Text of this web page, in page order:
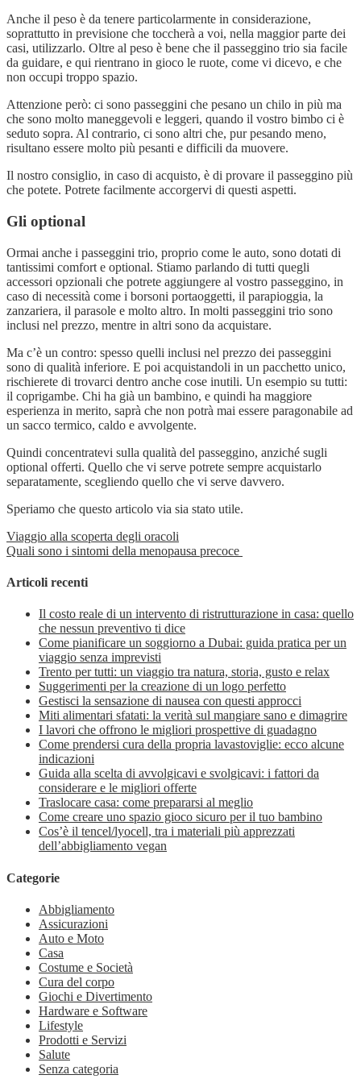
Anche il peso è da tenere particolarmente in considerazione,
soprattutto in previsione che toccherà a voi, nella maggior parte dei
casi, utilizzarlo. Oltre al peso è bene che il passeggino trio sia facile
da guidare, e qui rientrano in gioco le ruote, come vi dicevo, e che
non occupi troppo spazio.
Attenzione però: ci sono passeggini che pesano un chilo in più ma
che sono molto maneggevoli e leggeri, quando il vostro bimbo ci è
seduto sopra. Al contrario, ci sono altri che, pur pesando meno,
risultano essere molto più pesanti e difficili da muovere.
Il nostro consiglio, in caso di acquisto, è di provare il passeggino più
che potete. Potrete facilmente accorgervi di questi aspetti.
Gli optional
Ormai anche i passeggini trio, proprio come le auto, sono dotati di
tantissimi comfort e optional. Stiamo parlando di tutti quegli
accessori opzionali che potrete aggiungere al vostro passeggino, in
caso di necessità come i borsoni portaoggetti, il parapioggia, la
zanzariera, il parasole e molto altro. In molti passeggini trio sono
inclusi nel prezzo, mentre in altri sono da acquistare.
Ma c’è un contro: spesso quelli inclusi nel prezzo dei passeggini
sono di qualità inferiore. E poi acquistandoli in un pacchetto unico,
rischierete di trovarci dentro anche cose inutili. Un esempio su tutti:
il coprigambe. Chi ha già un bambino, e quindi ha maggiore
esperienza in merito, saprà che non potrà mai essere paragonabile ad
un sacco termico, caldo e avvolgente.
Quindi concentratevi sulla qualità del passeggino, anziché sugli
optional offerti. Quello che vi serve potrete sempre acquistarlo
separatamente, scegliendo quello che vi serve davvero.
Speriamo che questo articolo via sia stato utile.
Viaggio alla scoperta degli oracoli
Quali sono i sintomi della menopausa precoce
Articoli recenti
Il costo reale di un intervento di ristrutturazione in casa: quello
che nessun preventivo ti dice
Come pianificare un soggiorno a Dubai: guida pratica per un
viaggio senza imprevisti
Trento per tutti: un viaggio tra natura, storia, gusto e relax
Suggerimenti per la creazione di un logo perfetto
Gestisci la sensazione di nausea con questi approcci
Miti alimentari sfatati: la verità sul mangiare sano e dimagrire
I lavori che offrono le migliori prospettive di guadagno
Come prendersi cura della propria lavastoviglie: ecco alcune
indicazioni
Guida alla scelta di avvolgicavi e svolgicavi: i fattori da
considerare e le migliori offerte
Traslocare casa: come prepararsi al meglio
Come creare uno spazio gioco sicuro per il tuo bambino
Cos’è il tencel/lyocell, tra i materiali più apprezzati
dell’abbigliamento vegan
Categorie
Abbigliamento
Assicurazioni
Auto e Moto
Casa
Costume e Società
Cura del corpo
Giochi e Divertimento
Hardware e Software
Lifestyle
Prodotti e Servizi
Salute
Senza categoria